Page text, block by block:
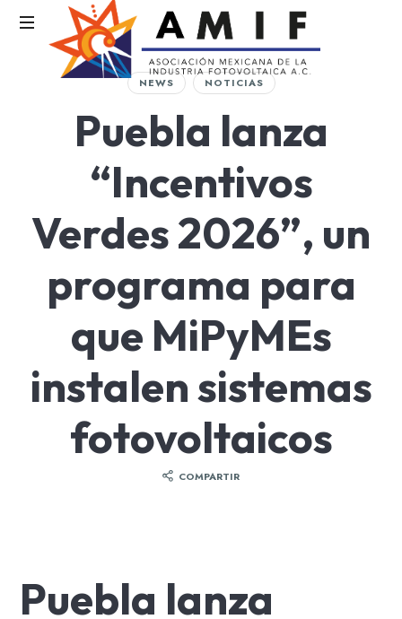
AMIF
Industria
NEWS NOTICIAS
Puebla lanza
“Incentivos
Verdes 2026”, un
programa para
que MiPyMEs
instalen sistemas
fotovoltaicos
COMPARTIR
Puebla lanza